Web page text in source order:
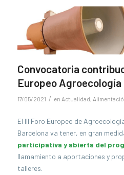
Convocatoria
Europeo Agroecología
17/05/2021 / en Actualidad,
El III Foro Europeo de
Barcelona va tener, en gran
participativa y abierta del
llamamiento a aportaciones y
talleres.